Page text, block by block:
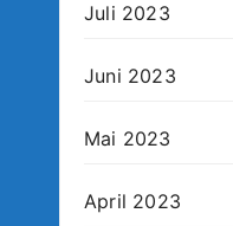
Juli 2023
Juni 2023
Mai 2023
April 2023